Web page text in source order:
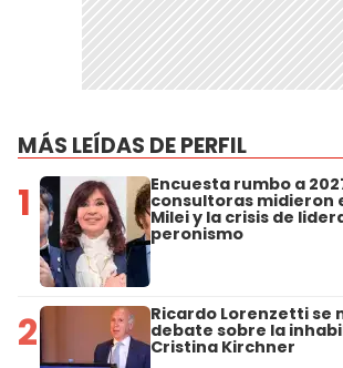
MÁS LEÍDAS DE PERFIL
1 Encuesta rumbo a
consultoras midieron
Milei y la crisis de
peronismo
2 Ricardo Lorenzetti se
debate sobre la
Cristina Kirchner